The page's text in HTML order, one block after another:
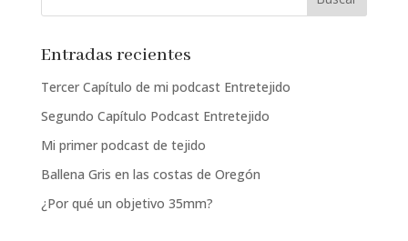
Entradas recientes
Tercer Capítulo de mi podcast Entretejido
Segundo Capítulo Podcast Entretejido
Mi primer podcast de tejido
Ballena Gris en las costas de Oregón
¿Por qué un objetivo 35mm?